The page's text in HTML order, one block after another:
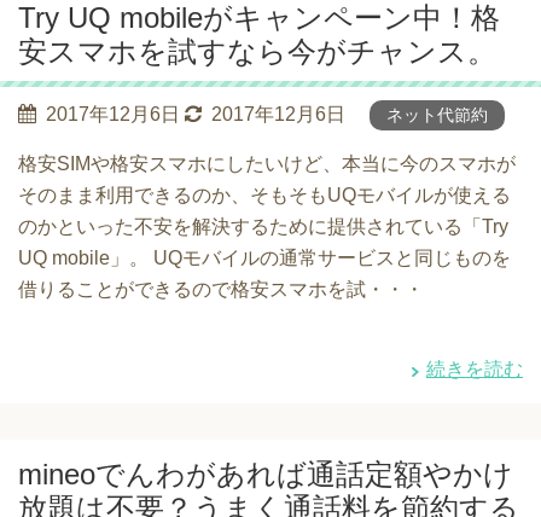
Try UQ mobileがキャンペーン中！格
安スマホを試すなら今がチャンス。
2017年12月6日 2017年12月6日 ネット代節約
格安SIMや格安スマホにしたいけど、本当に今のスマホが
そのまま利用できるのか、そもそもUQモバイルが使える
のかといった不安を解決するために提供されている「Try
UQ mobile」。 UQモバイルの通常サービスと同じものを
借りることができるので格安スマホを試・・・
続きを読む
mineoでんわがあれば通話定額やかけ
放題は不要？うまく通話料を節約する